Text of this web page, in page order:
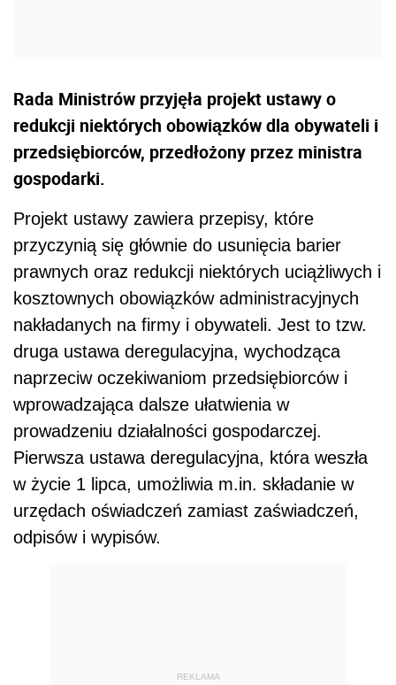
Rada Ministrów przyjęła projekt ustawy o
redukcji niektórych obowiązków dla obywateli i
przedsiębiorców, przedłożony przez ministra
gospodarki.
Projekt ustawy zawiera przepisy, które
przyczynią się głównie do usunięcia barier
prawnych oraz redukcji niektórych uciążliwych i
kosztownych obowiązków administracyjnych
nakładanych na firmy i obywateli. Jest to tzw.
druga ustawa deregulacyjna, wychodząca
naprzeciw oczekiwaniom przedsiębiorców i
wprowadzająca dalsze ułatwienia w
prowadzeniu działalności gospodarczej.
Pierwsza ustawa deregulacyjna, która weszła
w życie 1 lipca, umożliwia m.in. składanie w
urzędach oświadczeń zamiast zaświadczeń,
odpisów i wypisów.
REKLAMA